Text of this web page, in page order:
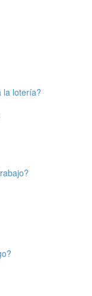
la lotería?